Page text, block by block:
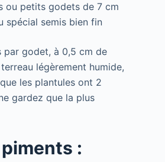
ou petits godets de 7 cm
spécial semis bien fin
par godet, à 0,5 cm de
légèrement humide,
les plantules ont 2
gardez que la plus
: